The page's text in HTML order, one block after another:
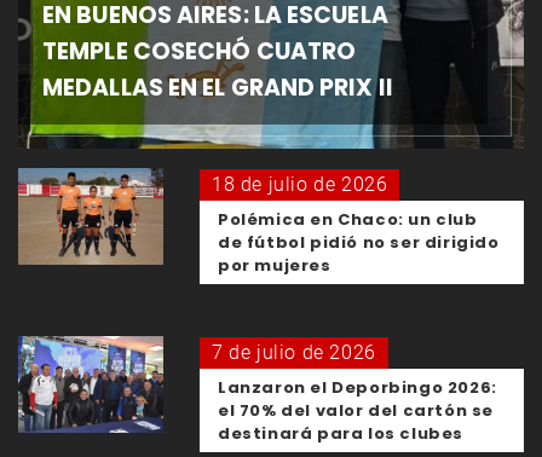
EN BUENOS AIRES: LA ESCUELA
TEMPLE COSECHÓ CUATRO
MEDALLAS EN EL GRAND PRIX II
18 de julio de 2026
Polémica en Chaco: un club
de fútbol pidió no ser dirigido
por mujeres
7 de julio de 2026
Lanzaron el Deporbingo 2026:
el 70% del valor del cartón se
destinará para los clubes